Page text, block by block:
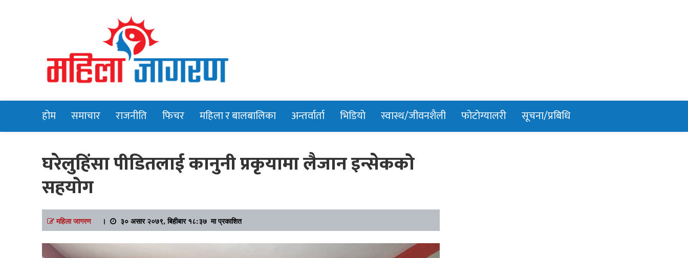
Mahilajagaran
होम समाचार राजनीति फिचर महिला र बालबालिका अन्तर्वार्ता भिडियो स्वास्थ/जीवनशैली फोटोग्यालरी सूचना/प्रबिधि
घरेलुहिंसा पीडितलाई कानुनी प्रकृयामा लैजान इन्सेकको
सहयोग
महिला जागरण। ३० असार २०७९, बिहीबार १८:३७ मा प्रकाशित